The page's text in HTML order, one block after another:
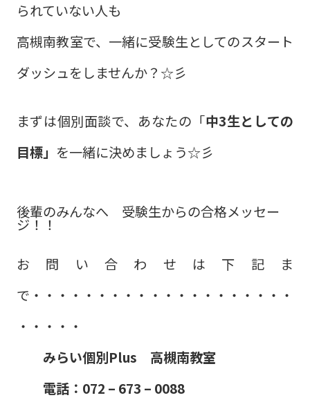
られていない人も
高槻南教室で、一緒に受験生としてのスタート
ダッシュをしませんか？☆彡
まずは個別面談で、あなたの「中3生としての
目標」 を一緒に決めましょう☆彡
後輩のみんなへ 受験生からの合格メッセー
ジ！！
お問い合わせは下記ま
で・・・・・・・・・・・・・・・・・・・・
・・・・・
みらい個別Plus 高槻南教室
電話：072 – 673 – 0088